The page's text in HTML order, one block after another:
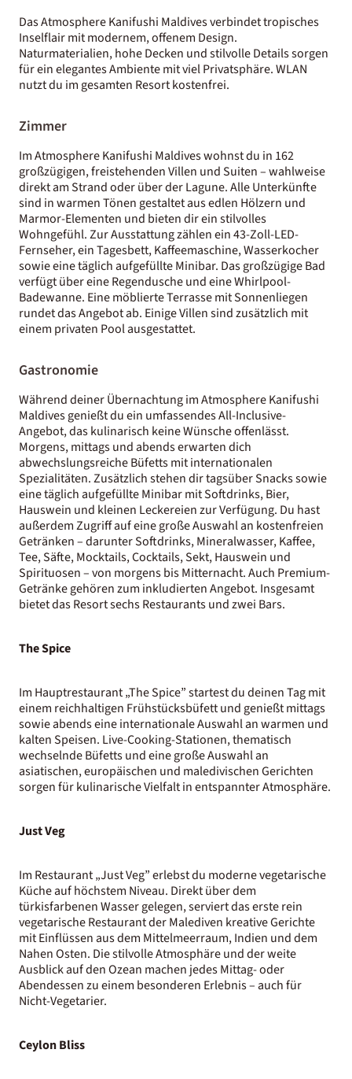
Das Atmosphere Kanifushi Maldives verbindet tropisches
Inselflair mit modernem, offenem Design.
Naturmaterialien, hohe Decken und stilvolle Details sorgen
für ein elegantes Ambiente mit viel Privatsphäre. WLAN
nutzt du im gesamten Resort kostenfrei.
Zimmer
Im Atmosphere Kanifushi Maldives wohnst du in 162
großzügigen, freistehenden Villen und Suiten – wahlweise
direkt am Strand oder über der Lagune. Alle Unterkünfte
sind in warmen Tönen gestaltet aus edlen Hölzern und
Marmor-Elementen und bieten dir ein stilvolles
Wohngefühl. Zur Ausstattung zählen ein 43-Zoll-LED-
Fernseher, ein Tagesbett, Kaffeemaschine, Wasserkocher
sowie eine täglich aufgefüllte Minibar. Das großzügige Bad
verfügt über eine Regendusche und eine Whirlpool-
Badewanne. Eine möblierte Terrasse mit Sonnenliegen
rundet das Angebot ab. Einige Villen sind zusätzlich mit
einem privaten Pool ausgestattet.
Gastronomie
Während deiner Übernachtung im Atmosphere Kanifushi
Maldives genießt du ein umfassendes All-Inclusive-
Angebot, das kulinarisch keine Wünsche offenlässt.
Morgens, mittags und abends erwarten dich
abwechslungsreiche Büfetts mit internationalen
Spezialitäten. Zusätzlich stehen dir tagsüber Snacks sowie
eine täglich aufgefüllte Minibar mit Softdrinks, Bier,
Hauswein und kleinen Leckereien zur Verfügung. Du hast
außerdem Zugriff auf eine große Auswahl an kostenfreien
Getränken – darunter Softdrinks, Mineralwasser, Kaffee,
Tee, Säfte, Mocktails, Cocktails, Sekt, Hauswein und
Spirituosen – von morgens bis Mitternacht. Auch Premium-
Getränke gehören zum inkludierten Angebot. Insgesamt
bietet das Resort sechs Restaurants und zwei Bars.
The Spice
Im Hauptrestaurant „The Spice” startest du deinen Tag mit
einem reichhaltigen Frühstücksbüfett und genießt mittags
sowie abends eine internationale Auswahl an warmen und
kalten Speisen. Live-Cooking-Stationen, thematisch
wechselnde Büfetts und eine große Auswahl an
asiatischen, europäischen und maledivischen Gerichten
sorgen für kulinarische Vielfalt in entspannter Atmosphäre.
Just Veg
Im Restaurant „Just Veg” erlebst du moderne vegetarische
Küche auf höchstem Niveau. Direkt über dem
türkisfarbenen Wasser gelegen, serviert das erste rein
vegetarische Restaurant der Malediven kreative Gerichte
mit Einflüssen aus dem Mittelmeerraum, Indien und dem
Nahen Osten. Die stilvolle Atmosphäre und der weite
Ausblick auf den Ozean machen jedes Mittag- oder
Abendessen zu einem besonderen Erlebnis – auch für
Nicht-Vegetarier.
Ceylon Bliss